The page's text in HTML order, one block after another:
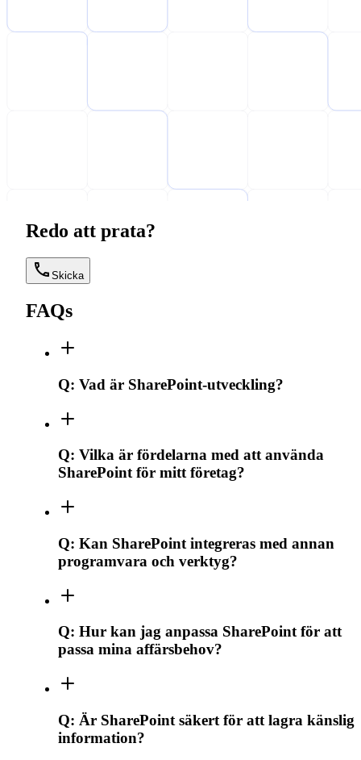
Redo att prata?
Skicka
FAQs
Q: Vad är SharePoint-utveckling?
Q: Vilka är fördelarna med att använda
SharePoint för mitt företag?
Q: Kan SharePoint integreras med annan
programvara och verktyg?
Q: Hur kan jag anpassa SharePoint för att
passa mina affärsbehov?
Q: Är SharePoint säkert för att lagra känslig
information?